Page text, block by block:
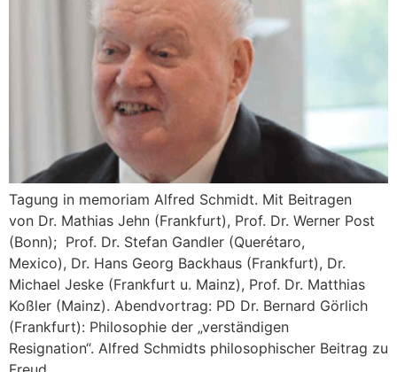
Tagung in memoriam Alfred Schmidt. Mit Beitragen
von Dr. Mathias Jehn (Frankfurt), Prof. Dr. Werner Post
(Bonn); Prof. Dr. Stefan Gandler (Querétaro,
Mexico), Dr. Hans Georg Backhaus (Frankfurt), Dr.
Michael Jeske (Frankfurt u. Mainz), Prof. Dr. Matthias
Koßler (Mainz). Abendvortrag: PD Dr. Bernard Görlich
(Frankfurt): Philosophie der „verständigen
Resignation“. Alfred Schmidts philosophischer Beitrag zu